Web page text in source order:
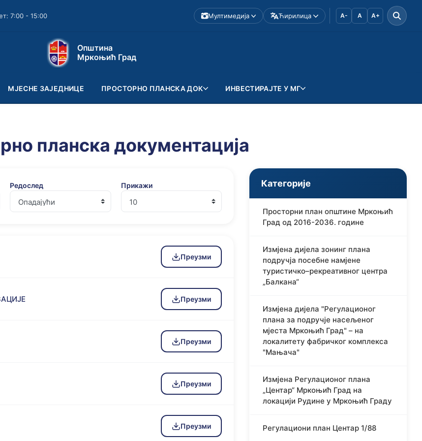
7:00 - 15:00 Мултимедија Ћирилица A- A A+
Општина
Мркоњић Град
МЈЕСНЕ ЗАЈЕДНИЦЕ ПРОСТОРНО ПЛАНСКА ДОК ИНВЕСТИРАЈТЕ У МГ
планска документација
Редослед Прикажи
Преузми
Преузми
Преузми
Преузми
Преузми
Категорије
Просторни план општине Мркоњић
Град од 2016-2036. године
Измјена дијела зонинг плана
подручја посебне намјене
туристичко–рекреативног центра
„Балкана“
Измјена дијела "Регулационог
плана за подручје насељеног
мјеста Мркоњић Град" – на
локалитету фабричког комплекса
"Мањача"
Измјена Регулационог плана
„Центар“ Мркоњић Град на
локацији Рудине у Мркоњић Граду
Регулациони план Центар 1/88